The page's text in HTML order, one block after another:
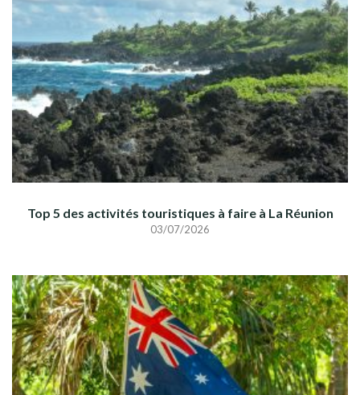
Top 5 des activités touristiques à faire à La Réunion
03/07/2026